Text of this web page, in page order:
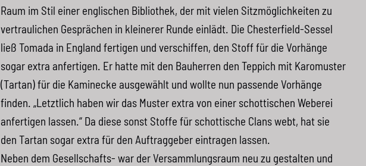
Raum im Stil einer englischen Bibliothek, der mit vielen Sitzmöglichkeiten zu
vertraulichen Gesprächen in kleinerer Runde einlädt. Die Chesterfield-Sessel
ließ Tomada in England fertigen und verschiffen, den Stoff für die Vorhänge
sogar extra anfertigen. Er hatte mit den Bauherren den Teppich mit Karomuster
(Tartan) für die Kaminecke ausgewählt und wollte nun passende Vorhänge
finden. „Letztlich haben wir das Muster extra von einer schottischen Weberei
anfertigen lassen.“ Da diese sonst Stoffe für schottische Clans webt, hat sie
den Tartan sogar extra für den Auftraggeber eintragen lassen.
Neben dem Gesellschafts- war der Versammlungsraum neu zu gestalten und